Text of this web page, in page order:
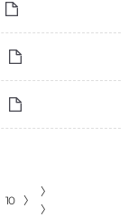
10 〉
〉
〉